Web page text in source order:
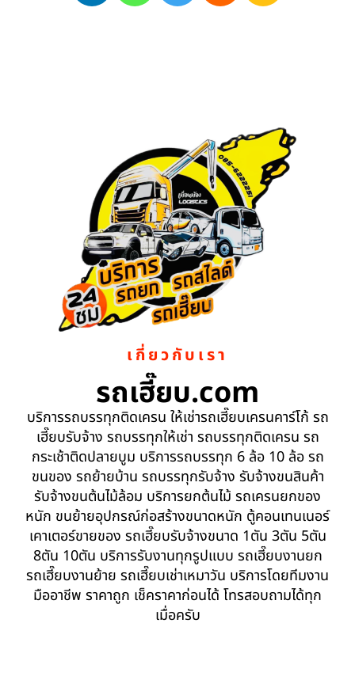
เกี่ยวกับเรา
รถเฮี๊ยบ.com
บริการรถบรรทุกติดเครน ให้เช่ารถเฮี๊ยบเครนคาร์โก้ รถ
เฮี๊ยบรับจ้าง รถบรรทุกให้เช่า รถบรรทุกติดเครน รถ
กระเช้าติดปลายบูม บริการรถบรรทุก 6 ล้อ 10 ล้อ รถ
ขนของ รถย้ายบ้าน รถบรรทุกรับจ้าง รับจ้างขนสินค้า
รับจ้างขนต้นไม้ล้อม บริการยกต้นไม้ รถเครนยกของ
หนัก ขนย้ายอุปกรณ์ก่อสร้างขนาดหนัก ตู้คอนเทนเนอร์
เคาเตอร์ขายของ รถเฮี๊ยบรับจ้างขนาด 1ตัน 3ตัน 5ตัน
8ตัน 10ตัน บริการรับงานทุกรูปแบบ รถเฮี๊ยบงานยก
รถเฮี๊ยบงานย้าย รถเฮี๊ยบเช่าเหมาวัน บริการโดยทีมงาน
มืออาชีพ ราคาถูก เช็คราคาก่อนได้ โทรสอบถามได้ทุก
เมื่อครับ